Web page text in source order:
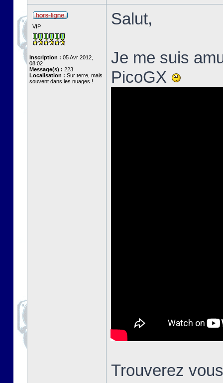
VIP
Inscription : 05 Avr 2012,
08:02
Message(s) : 223
Localisation : Sur terre, mais
souvent dans les nuages !
Salut,
Je me suis
PicoGX
Trouverez